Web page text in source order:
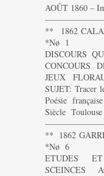
AOÛT 1860 –
** 1862
*Nø 1
DISCOURS
CONCOURS
JEUX
SUJET: Tracer
Poésie
Siècle Toulouse
** 1862
*Nø 6
ETUDES
SCEINCES